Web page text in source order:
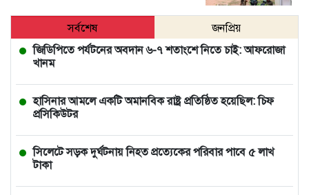
সর্বশেষ
জনপ্রিয়
জিডিপিতে পর্যটনের অবদান ৬-৭ শতাংশে নিতে চাই: আফরোজা
খানম
হাসিনার আমলে একটি অমানবিক রাষ্ট্র প্রতিষ্ঠিত হয়েছিল: চিফ
প্রসিকিউটর
সিলেটে সড়ক দুর্ঘটনায় নিহত প্রত্যেকের পরিবার পাবে ৫ লাখ
টাকা